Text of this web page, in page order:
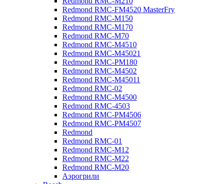
Redmond RMC-FM4520 MasterFry
Redmond RMC-M150
Redmond RMC-M170
Redmond RMC-M70
Redmond RMC-M4510
Redmond RMC-M45021
Redmond RMC-PM180
Redmond RMC-M4502
Redmond RMC-M45011
Redmond RMC-02
Redmond RMC-M4500
Redmond RMC-4503
Redmond RMC-PM4506
Redmond RMC-PM4507
Redmond
Redmond RMC-01
Redmond RMC-M12
Redmond RMC-M22
Redmond RMC-M20
Аэрогрили